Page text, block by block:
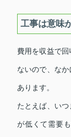
工事は意味
費用を収益で
ないので、な
あります。
たとえば、い
が低くて需要